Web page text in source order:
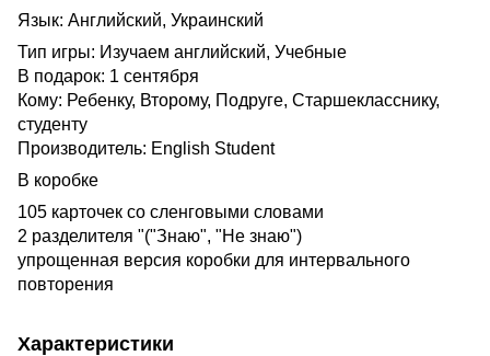
Язык: Английский, Украинский
Тип игры: Изучаем английский, Учебные
В подарок: 1 сентября
Кому: Ребенку, Второму, Подруге, Старшекласснику,
студенту
Производитель: English Student
В коробке
105 карточек со сленговыми словами
2 разделителя "("Знаю", "Не знаю")
упрощенная версия коробки для интервального
повторения
Характеристики